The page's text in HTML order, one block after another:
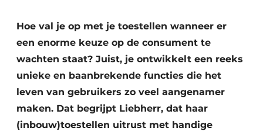
Hoe val je op met je toestellen wanneer er
een enorme keuze op de consument te
wachten staat? Juist, je ontwikkelt een reeks
unieke en baanbrekende functies die het
leven van gebruikers zo veel aangenamer
maken. Dat begrijpt Liebherr, dat haar
(inbouw)toestellen uitrust met handige